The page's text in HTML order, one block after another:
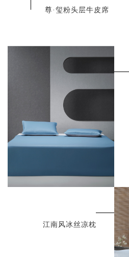
尊·玺粉头层牛皮席
江南风冰丝凉枕